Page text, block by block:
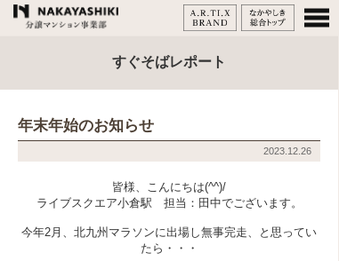
すぐそばレポート
年末年始のお知らせ
2023.12.26
皆様、こんにちは(^^)/
ライブスクエア小倉駅 担当：田中でございます。
今年2月、北九州マラソンに出場し無事完走、と思ってい
たら・・・